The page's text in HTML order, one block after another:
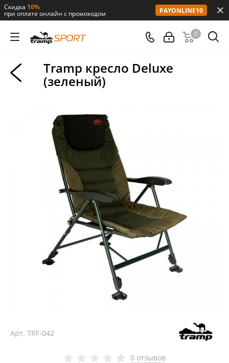
Скидка 10%
при оплате онлайн с промокодом PAYONLINE10
0
Tramp кресло Deluxe
(зеленый)
Арт. TRF-042
0 отзывов